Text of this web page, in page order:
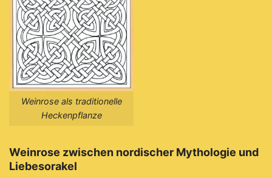
Weinrose als traditionelle
Heckenpflanze
Weinrose zwischen nordischer Mythologie und
Liebesorakel